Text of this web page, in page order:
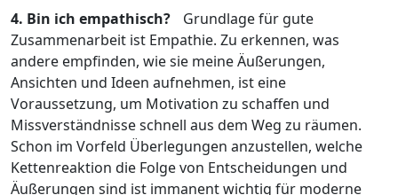
4. Bin ich empathisch?
Grundlage für gute
Zusammenarbeit ist Empathie. Zu erkennen, was
andere empfinden, wie sie meine Äußerungen,
Ansichten und Ideen aufnehmen, ist eine
Voraussetzung, um Motivation zu schaffen und
Missverständnisse schnell aus dem Weg zu räumen.
Schon im Vorfeld Überlegungen anzustellen, welche
Kettenreaktion die Folge von Entscheidungen und
Äußerungen sind ist immanent wichtig für moderne